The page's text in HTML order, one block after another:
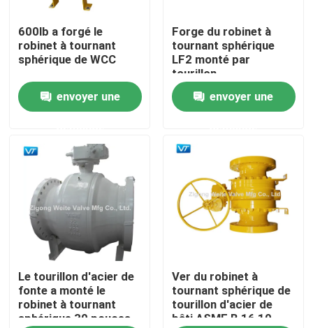
Robinet à tournant sphérique commandé par
L'acier au carbone a bridé robinet à tournant sphérique
Robinet à tournant sphérique à flasque d'acier
Valve d'arrêt de secours
Robinet à tournant sphérique complètement soudé
robinet à tournant sphérique de flottement
600lb a forgé le
robinet à tournant
sphérique de WCC
envoyer une
Forge du robinet à
tournant sphérique
LF2 monté par
tourillon
envoyer une
Le tourillon d'acier de
fonte a monté le
robinet à tournant
sphérique 30 pouces
Ver du robinet à
tournant sphérique de
tourillon d'acier de
bâti ASME B 16,10